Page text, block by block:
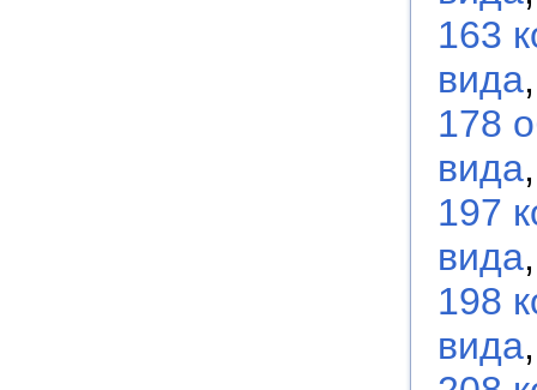
163
вида
178
вида
197
вида
198
вида